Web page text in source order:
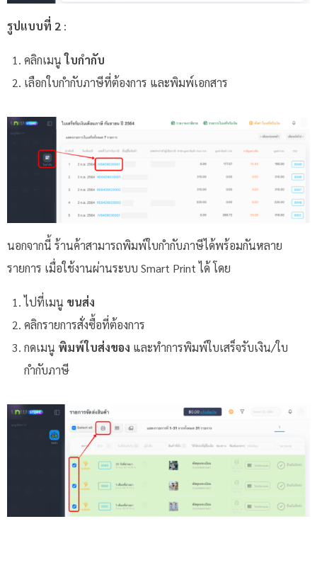
รูปแบบที่ 2 :
คลิกเมนูใบกำกับ
เลือกใบกำกับภาษีที่ต้องการ และพิมพ์เอกสาร
นอกจากนี้ ร้านค้าสามารถพิมพ์ใบกำกับภาษีได้พร้อมกันหลาย
รายการ เมื่อใช้งานผ่านระบบ Smart Print ได้ โดย
ไปที่เมนู ขนส่ง
คลิกรายการสั่งซื้อที่ต้องการ
กดเมนู พิมพ์ใบส่งของ และทำการพิมพ์ใบเสร็จรับเงิน/ใบ
กำกับภาษี